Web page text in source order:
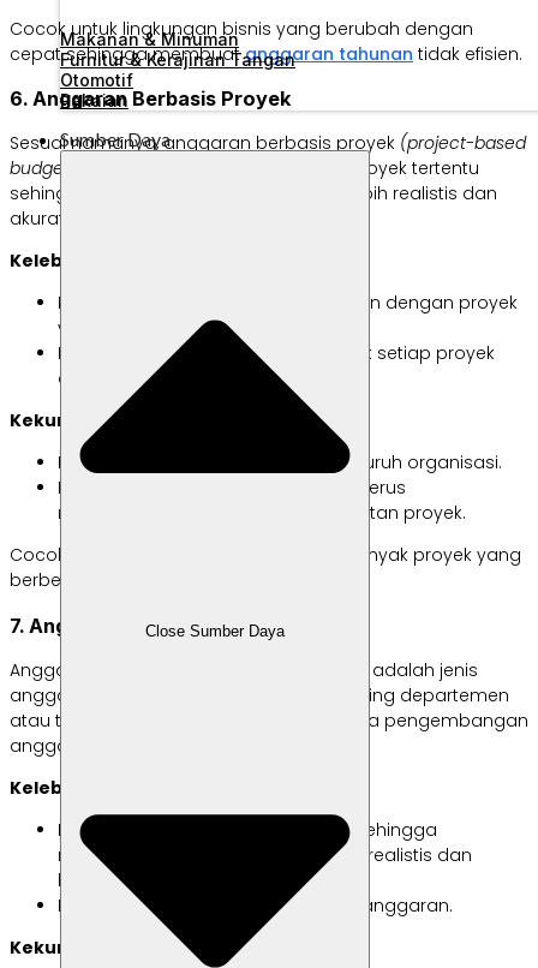
Makanan & Minuman
Furnitur & Kerajinan Tangan
Otomotif
Pakaian
Sumber Daya
Close Sumber Daya
Cocok untuk lingkungan bisnis yang berubah dengan
cepat sehingga membuatanggaran tahunan tidak efisien.
6. Anggaran Berbasis Proyek
Sesuai namanya, anggaran berbasis proyek (project-based
budget)
dibuat menyesuaikan dengan proyek tertentu
sehingga memberikan perkiraan yang lebih realistis dan
akurat.
Kelebihan:
Memastikan penyelarasan keuangan dengan proyek
yang sedang berjalan.
Mengalokasikan sumber daya untuk setiap proyek
dengan lebih efektif.
Kekurangan:
Bukan pendekatan holistik untuk seluruh organisasi.
Memerlukan pembaruan terus-menerus
menyesuaikan perubahan persyaratan proyek.
Cocok untuk bisnis yang menjalankan banyak proyek yang
berbeda secara bersamaan.
7. Anggaran Partisipatif
Anggaran partisipatif
adalah jenis
anggaran yang dibuat oleh masing-masing departemen
atau tim yang tim kerja berkontribusi pada pengembangan
anggaran.
Kelebihan:
Melibatkan berbagai departemen sehingga
menghasilkan wawasan yang lebih realistis dan
beragam.
Meningkatkan komitmen terhadap anggaran.
Kekurangan: